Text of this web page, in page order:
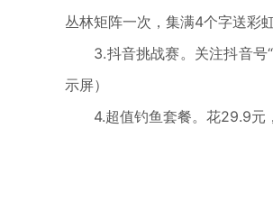
丛林矩阵一次，集满4个字送彩
3.抖音挑战赛。关注抖音号“
示屏）
4.超值钓鱼套餐。花29.9元，